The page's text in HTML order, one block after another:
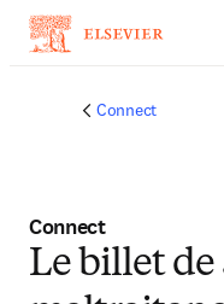
Connect
Connect
Le billet